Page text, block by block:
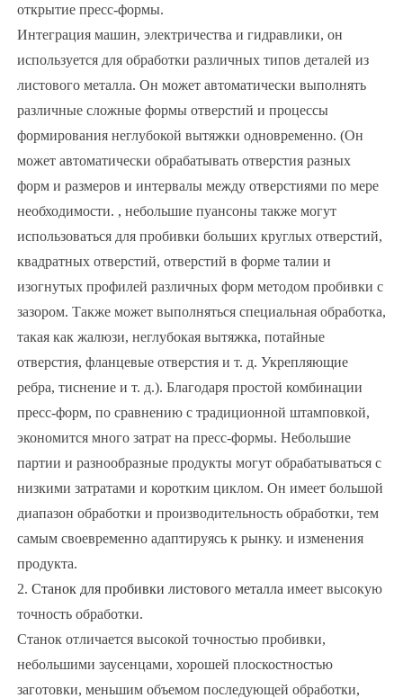
открытие пресс-формы.
Интеграция машин, электричества и гидравлики, он
используется для обработки различных типов деталей из
листового металла. Он может автоматически выполнять
различные сложные формы отверстий и процессы
формирования неглубокой вытяжки одновременно. (Он
может автоматически обрабатывать отверстия разных
форм и размеров и интервалы между отверстиями по мере
необходимости. , небольшие пуансоны также могут
использоваться для пробивки больших круглых отверстий,
квадратных отверстий, отверстий в форме талии и
изогнутых профилей различных форм методом пробивки с
зазором. Также может выполняться специальная обработка,
такая как жалюзи, неглубокая вытяжка, потайные
отверстия, фланцевые отверстия и т. д. Укрепляющие
ребра, тиснение и т. д.). Благодаря простой комбинации
пресс-форм, по сравнению с традиционной штамповкой,
экономится много затрат на пресс-формы. Небольшие
партии и разнообразные продукты могут обрабатываться с
низкими затратами и коротким циклом. Он имеет большой
диапазон обработки и производительность обработки, тем
самым своевременно адаптируясь к рынку. и изменения
продукта.
2. Станок для пробивки листового металла имеет высокую
точность обработки.
Станок отличается высокой точностью пробивки,
небольшими заусенцами, хорошей плоскостностью
заготовки, меньшим объемом последующей обработки,